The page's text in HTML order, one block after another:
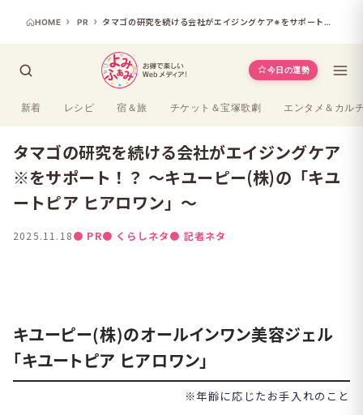
HOME PR タマゴの研究を続ける会社がエイジングケア※をサポート！？ ～キユーピー(株)の「キユートピア ヒアロワン」～
今日の運勢
新着 レシピ 宿＆旅 チケット＆宝塚歌劇 エンタメ＆カル
タマゴの研究を続ける会社がエイジングケア
※をサポート！？ ～キユーピー(株)の「キユ
ートピア ヒアロワン」～
2025.11.18● PR● くらしネタ● 記者ネタ
キユーピー(株)のオールインワン美容ジェル
「キユートピア ヒアロワン」
※年齢に応じたお手入れのこと